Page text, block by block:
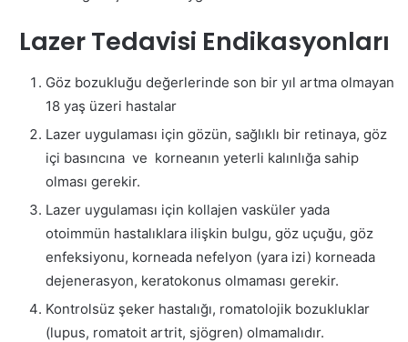
Lazer Tedavisi Endikasyonları
Göz bozukluğu değerlerinde son bir yıl artma olmayan
18 yaş üzeri hastalar
Lazer uygulaması için gözün, sağlıklı bir retinaya, göz
içi basıncına ve korneanın yeterli kalınlığa sahip
olması gerekir.
Lazer uygulaması için kollajen vasküler yada
otoimmün hastalıklara ilişkin bulgu, göz uçuğu, göz
enfeksiyonu, korneada nefelyon (yara izi) korneada
dejenerasyon, keratokonus olmaması gerekir.
Kontrolsüz şeker hastalığı, romatolojik bozukluklar
(lupus, romatoit artrit, sjögren) olmamalıdır.